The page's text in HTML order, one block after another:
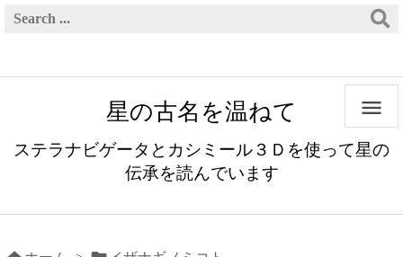
星の古名を温ねて
ステラナビゲータとカシミール３Ｄを使って星の
伝承を読んでいます
